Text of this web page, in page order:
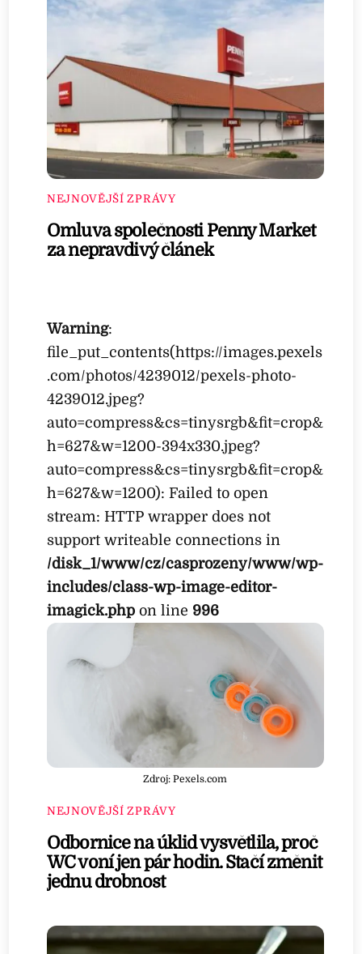
NEJNOVĚJŠÍ ZPRÁVY
Omluva společnosti Penny Market
za nepravdivý článek
Warning:
file_put_contents(https://images.pexels
.com/photos/4239012/pexels-photo-
4239012.jpeg?
auto=compress&cs=tinysrgb&fit=crop&
h=627&w=1200-394x330.jpeg?
auto=compress&cs=tinysrgb&fit=crop&
h=627&w=1200): Failed to open
stream: HTTP wrapper does not
support writeable connections in
/disk_1/www/cz/casprozeny/www/wp-
includes/class-wp-image-editor-
imagick.php on line 996
Zdroj: Pexels.com
NEJNOVĚJŠÍ ZPRÁVY
Odbornice na úklid vysvětlila, proč
WC voní jen pár hodin. Stačí změnit
jednu drobnost